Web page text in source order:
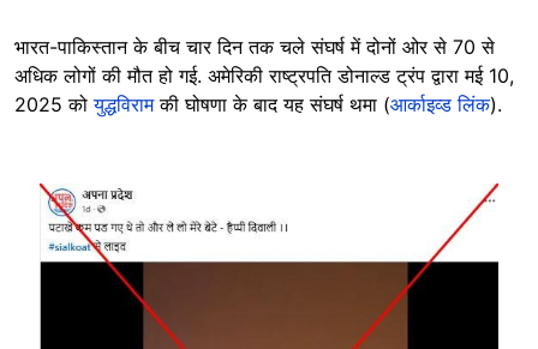
भारत-पाकिस्तान के बीच चार दिन तक चले संघर्ष में दोनों ओर से 70 से
अधिक लोगों की मौत हो गई. अमेरिकी राष्ट्रपति डोनाल्ड ट्रंप द्वारा मई 10,
2025 कोयुद्धविरामकी घोषणा के बाद यह संघर्ष थमा (आर्काइव्ड लिंक).
Image